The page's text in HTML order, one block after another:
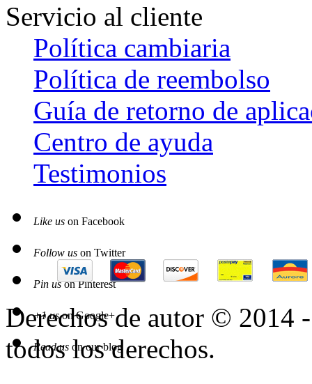
Servicio al cliente
Política cambiaria
Política de reembolso
Guía de retorno de
Centro de ayuda
Testimonios
Like us on Facebook
Follow us on Twitter
Pin uson Pinterest
+1 uson Google+
Read us on our blog
Derechos de autor © 2014
todos los derechos.